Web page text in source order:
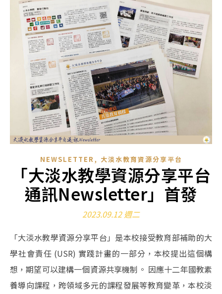
NEWSLETTER, 大淡水教育資源分享平台
「大淡水教學資源分享平台
通訊Newsletter」首發
2023.09.12 週二
「大淡水教學資源分享平台」是本校接受教育部補助的大
學社會責任 (USR) 實踐計畫的一部分，本校提出這個構
想，期望可以建構一個資源共享機制。 因應十二年國教素
養導向課程，跨領域多元的課程發展等教育變革，本校淡